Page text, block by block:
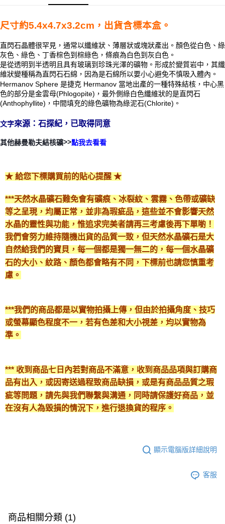
每筆NT$80，滿NT$3,000(含以上)免運費
賣家宅配幫您送（台灣）
郵局幫你送（離島）
每筆NT$80，滿NT$3,000(含以上)免運費
付款後門市自取
免運費
尺寸約5.4x4.7x3.2cm，出貨含標本盒。
直閃石晶體很罕見，通常以纖維狀、薄層狀或塊狀產出。顏色從白色、綠
灰色、綠色、丁香棕色到棕綠色，條痕為白色到灰白色。
是從透明到半透明且具有玻璃到珍珠光澤的礦物。 形成於變質岩中，其纖
維狀變種稱為直閃石石綿，因為是石綿所以要小心避免不慎吸入體內。
Hermanov Sphere 是捷克 Hermanov 當地出產的一種特殊結核，中心黑
色的部分是金雲母(Phlogopite)，最外側綠白色纖維狀的是直閃石
(Anthophyllite)，中間填充的綠色礦物為綠泥石(Chlorite)。
文字來源：石探紀，已取得同意
其他赫曼勒夫結核礦>>點我去看看
★ 給您下標購買前的貼心提醒 ★
***天然水晶礦石難免會有礦痕、冰裂紋、雲霧、色帶或礦缺
等之呈現，均屬正常，並非為瑕疵品，這些並不會影響天然
水晶的靈性與功能，惟追求完美者請再三考慮後再下單喲！
我們會努力維持隨機出貨的品質一致，但天然水晶礦石是大
自然給我們的寶貝，每一個都是獨一無二的，每一個水晶礦
石的大小、紋路、顏色都會略有不同，下標前也請您慎重考
慮。
***我們的商品都是以實物拍攝上傳，但由於拍攝角度、技巧
或螢幕顯色程度不一，若有色差和大小視差，均以實物為
準。
*** 收到商品七日內若對商品不滿意，收到商品品項與訂購商
品有出入，或因寄送過程致商品缺損，或是有商品品質之瑕
疵等問題，請先與我們聯繫與溝通，同時請保護好商品，並
在沒有人為毀損的情況下，進行退換貨的程序。
顯示電腦版詳細說明
客服
商品相關分類 (1)